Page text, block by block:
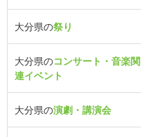
大分県の祭り
大分県のコンサート・音楽関
連イベント
大分県の演劇・講演会